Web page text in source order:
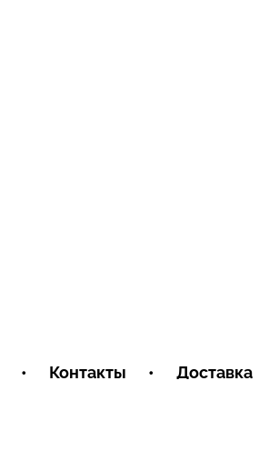
• Контакты • Доставка